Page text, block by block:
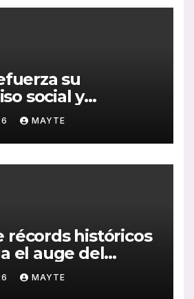
su
social y
con la
de su Memoria
MAYTE
récords históricos
el auge del
en San
MAYTE